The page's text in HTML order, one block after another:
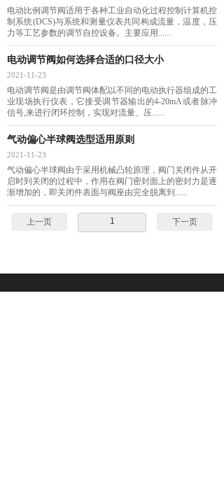
电动比例调节阀适用于各种工业自动化过程控制计算机控
制系统(DCS)与系统和测量仪表共同构成流量，温度，压
力等工艺参数的调节自控设备。主要应用......
电动调节阀如何选择合适的口径大小
2021-11-23
电动调节阀是由调节阀体配以不同的电动执行器组成的工
业现场执行仪表，它接受调节器输出的4-20mA或者脉冲
信号,来进行闭环控制，实现对流量、压......
气动偏心半球阀选型适用原则
2021-11-23
气动偏心半球阀由于采用机械凸轮原理，阀门关闭件从开
启时到关闭的过程中，作用在阀门密封面上的密封力是逐
渐增加的，即关闭件表面与阀座由完全脱离到......
上一页 1 下一页